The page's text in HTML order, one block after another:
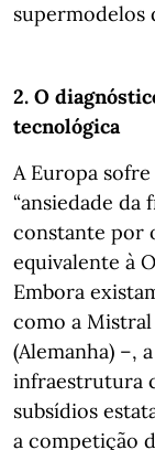
supermodelos
2. O
tecnológica
A Europa
“ansiedade da
constante por
equivalente à
Embora
como a Mistral
(Alemanha) –,
infraestrutura
subsídios
a competição